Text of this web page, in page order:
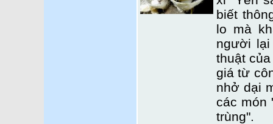
biết
lo mà
người
thuật
giá từ
nhở dại
các món
trùng".